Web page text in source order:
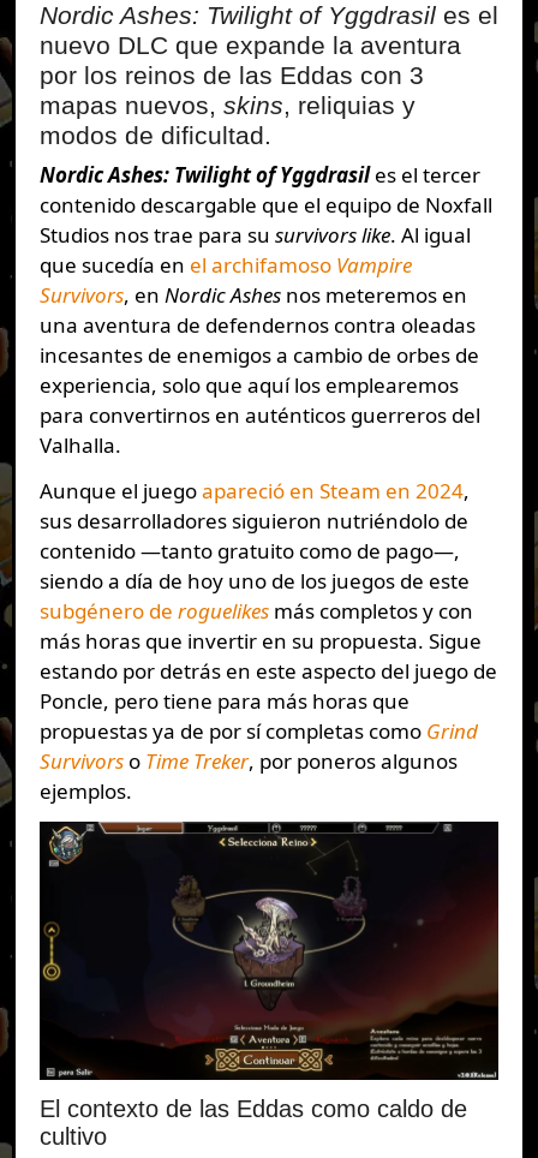
Nordic Ashes: Twilight of Yggdrasiles el
nuevo DLC que expande la aventura
por los reinos de las Eddas con 3
mapas nuevos, skins, reliquias y
modos de dificultad.
Nordic Ashes: Twilight of Yggdrasil es el tercer
contenido descargable que el equipo de Noxfall
Studios nos trae para su survivors like. Al igual
que sucedía en el archifamoso Vampire
Survivors, en Nordic Ashesnos meteremos en
una aventura de defendernos contra oleadas
incesantes de enemigos a cambio de orbes de
experiencia, solo que aquí los emplearemos
para convertirnos en auténticos guerreros del
Valhalla.
Aunque el juegoapareció en Steam en 2024,
sus desarrolladores siguieron nutriéndolo de
contenido —tanto gratuito como de pago—,
siendo a día de hoy uno de los juegos de este
subgénero de roguelikesmás completos y con
más horas que invertir en su propuesta. Sigue
estando por detrás en este aspecto del juego de
Poncle, pero tiene para más horas que
propuestas ya de por sí completas como Grind
Survivorso Time Treker, por poneros algunos
ejemplos.
El contexto de las Eddas como caldo de
cultivo